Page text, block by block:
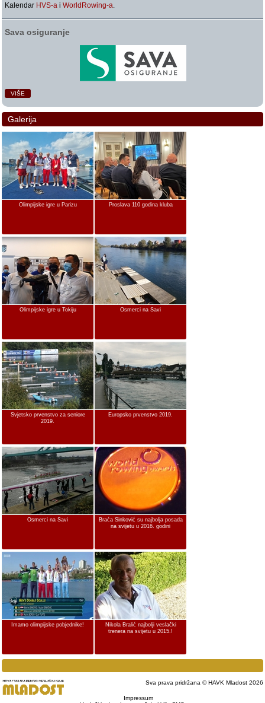
Kalendar HVS-a iWorldRowing-a.
Sava osiguranje
VIŠE
Galerija
Olimpijske igre u Parizu Proslava 110 godina kluba
Olimpijske igre u Tokiju Osmerci na Savi
Svjetsko prvenstvo za seniore
2019.
Europsko prvenstvo 2019.
Osmerci na Savi
Braća Sinković su najbolja posada
na svijetu u 2016. godini
Imamo olimpijske pobjednike!
Nikola Bralić najbolji veslački
trenera na svijetu u 2015.!
Sva prava pridržana © HAVK Mladost 2026
Impressum